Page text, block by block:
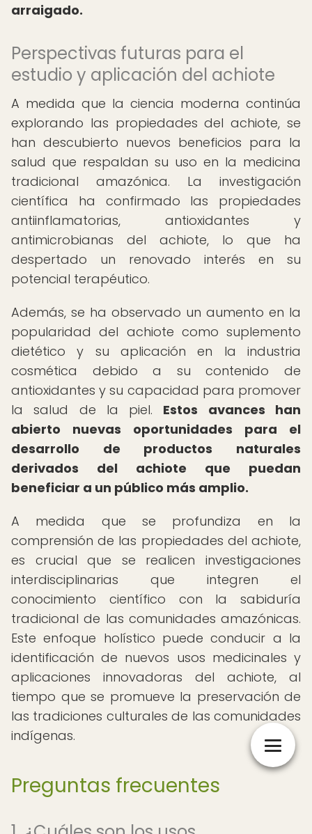
arraigado.
Perspectivas futuras para el
estudio y aplicación del achiote
A medida que la ciencia moderna continúa
explorando las propiedades del achiote, se
han descubierto nuevos beneficios para la
salud que respaldan su uso en la medicina
tradicional amazónica. La investigación
científica ha confirmado las propiedades
antiinflamatorias, antioxidantes y
antimicrobianas del achiote, lo que ha
despertado un renovado interés en su
potencial terapéutico.
Además, se ha observado un aumento en la
popularidad del achiote como suplemento
dietético y su aplicación en la industria
cosmética debido a su contenido de
antioxidantes y su capacidad para promover
la salud de la piel. Estos avances han
abierto nuevas oportunidades para el
desarrollo de productos naturales
derivados del achiote que puedan
beneficiar a un público más amplio.
A medida que se profundiza en la
comprensión de las propiedades del achiote,
es crucial que se realicen investigaciones
interdisciplinarias que integren el
conocimiento científico con la sabiduría
tradicional de las comunidades amazónicas.
Este enfoque holístico puede conducir a la
identificación de nuevos usos medicinales y
aplicaciones innovadoras del achiote, al
tiempo que se promueve la preservación de
las tradiciones culturales de las comunidades
indígenas.
Preguntas frecuentes